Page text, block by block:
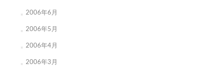
2006年6月
2006年5月
2006年4月
2006年3月